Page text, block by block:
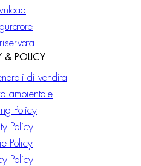
& POLICY
di vendita
ambientale
Policy
Policy
Policy
Policy